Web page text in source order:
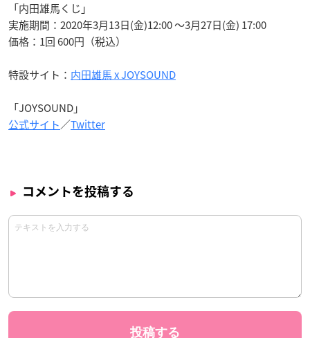
「内田雄馬くじ」
実施期間：2020年3月13日(金)12:00 ～3月27日(金) 17:00
価格：1回 600円（税込）
特設サイト： 内田雄馬 x JOYSOUND
「JOYSOUND」
公式サイト／Twitter
コメントを投稿する